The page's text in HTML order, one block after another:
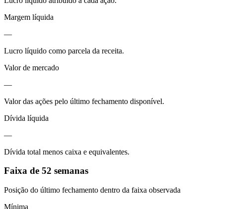
Margem líquida
—
Lucro líquido como parcela da receita.
Valor de mercado
—
Valor das ações pelo último fechamento disponível.
Dívida líquida
—
Dívida total menos caixa e equivalentes.
Faixa de 52 semanas
Posição do último fechamento dentro da faixa observada
Mínima